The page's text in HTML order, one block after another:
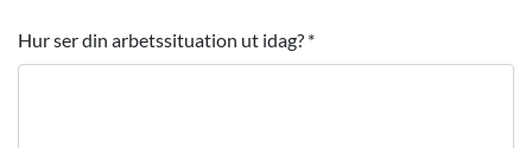
Hur ser din arbetssituation ut idag? *